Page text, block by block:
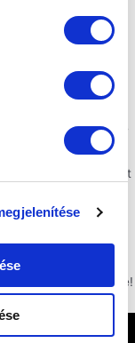
emelni a minőségét?
adásaidat? Szponzort
és érdekes
vinni?
és
és vágjunk bele!